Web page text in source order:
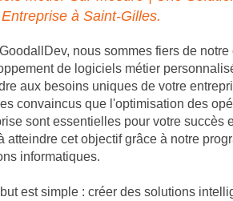
à Saint-Gilles.
nous sommes fiers de
de logiciels métier
aux besoins uniques de votre
convaincus que l'optimisation des
sont essentielles pour votre succès
atteindre cet objectif grâce à notre
informatiques.
est simple : créer des solutions